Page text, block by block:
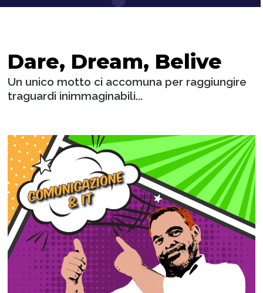
Dare, Dream, Belive
Un unico motto ci accomuna per raggiungire
traguardi inimmaginabili...